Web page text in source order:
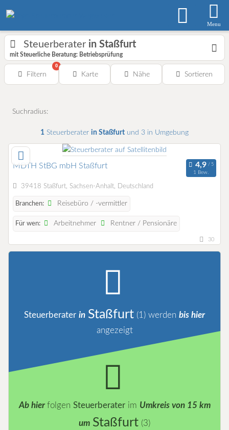
Menu
Steuerberater in Staßfurt
mit Steuerliche Beratung: Betriebsprüfung
Filtern
0
Karte Nähe Sortieren
Suchradius:
1 Steuerberater in Staßfurt und 3 in Umgebung
MDTH StBG mbH Staßfurt
1 Bew.
39418 Staßfurt, Sachsen-Anhalt, Deutschland
Branchen: Reisebüro / -vermittler
Für wen: Arbeitnehmer Rentner / Pensionäre
30
Steuerberater in Staßfurt (1) werden bis hier
angezeigt
Ab hierfolgen Steuerberaterim Umkreis von 15 km
um Staßfurt (3)